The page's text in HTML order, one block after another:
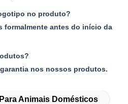
no produto?
formalmente antes do início da
nos nossos produtos.
Animais Domésticos